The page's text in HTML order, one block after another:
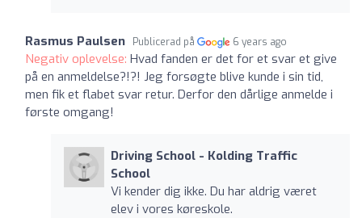
Rasmus Paulsen Publicerad på 6 years ago
Negativ oplevelse: Hvad fanden er det for et svar et give
på en anmeldelse?!?! Jeg forsøgte blive kunde i sin tid,
men fik et flabet svar retur. Derfor den dårlige anmelde i
første omgang!
Driving School - Kolding Traffic
School
Vi kender dig ikke. Du har aldrig været
elev i vores køreskole.